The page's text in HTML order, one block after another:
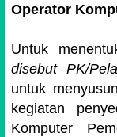
Operator
Untuk
disebut PK/
untuk
kegiatan
Komputer